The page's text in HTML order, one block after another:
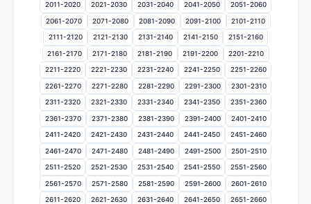
2011-2020 2021-2030 2031-2040 2041-2050 2051-2060
2061-2070 2071-2080 2081-2090 2091-2100 2101-2110
2111-2120 2121-2130 2131-2140 2141-2150 2151-2160
2161-2170 2171-2180 2181-2190 2191-2200 2201-2210
2211-2220 2221-2230 2231-2240 2241-2250 2251-2260
2261-2270 2271-2280 2281-2290 2291-2300 2301-2310
2311-2320 2321-2330 2331-2340 2341-2350 2351-2360
2361-2370 2371-2380 2381-2390 2391-2400 2401-2410
2411-2420 2421-2430 2431-2440 2441-2450 2451-2460
2461-2470 2471-2480 2481-2490 2491-2500 2501-2510
2511-2520 2521-2530 2531-2540 2541-2550 2551-2560
2561-2570 2571-2580 2581-2590 2591-2600 2601-2610
2611-2620 2621-2630 2631-2640 2641-2650 2651-2660